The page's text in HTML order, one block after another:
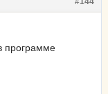
программе